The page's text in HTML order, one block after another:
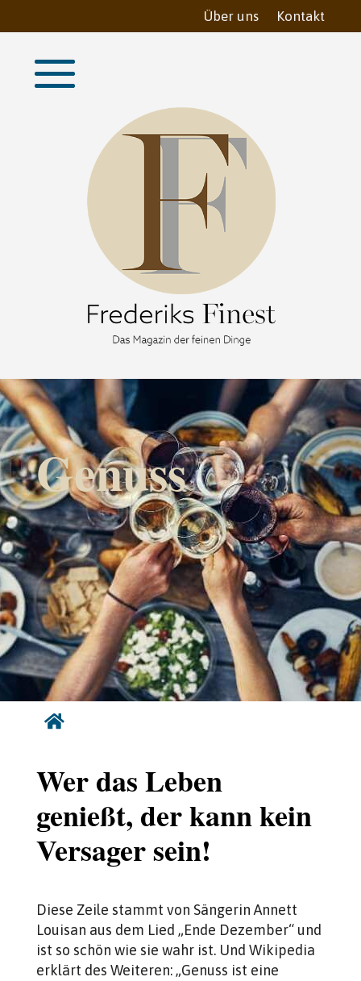
Über uns Kontakt
Genuss

Wer das Leben
genießt, der kann kein
Versager sein!
Diese Zeile stammt von Sängerin Annett
Louisan aus dem Lied „Ende Dezember“ und
ist so schön wie sie wahr ist. Und Wikipedia
erklärt des Weiteren: „Genuss ist eine